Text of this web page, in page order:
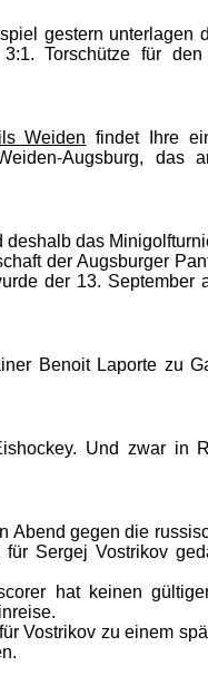
gestern unterlagen
Torschütze für
Weiden findet Ihre
Augsburg, das
das
der Augsburger
der 13. September
Benoit Laporte zu
Und zwar in
Abend gegen die
Sergej Vostrikov
hat keinen
Vostrikov zu einem